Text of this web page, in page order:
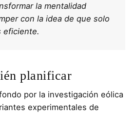
la mentalidad
con la idea de que solo
eficiente.
planificar
por la investigación eólica
experimentales de